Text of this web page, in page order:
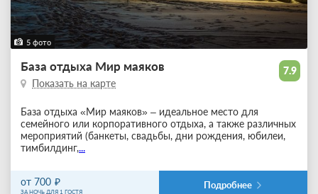
5 фото
7.9
База отдыха Мир маяков
Показать на карте
База отдыха «Мир маяков» – идеальное место для
семейного или корпоративного отдыха, а также различных
мероприятий (банкеты, свадьбы, дни рождения, юбилеи,
тимбилдинг,...
от 700
ЗА НОЧЬ ДЛЯ 1 ГОСТЯ
Подробнее